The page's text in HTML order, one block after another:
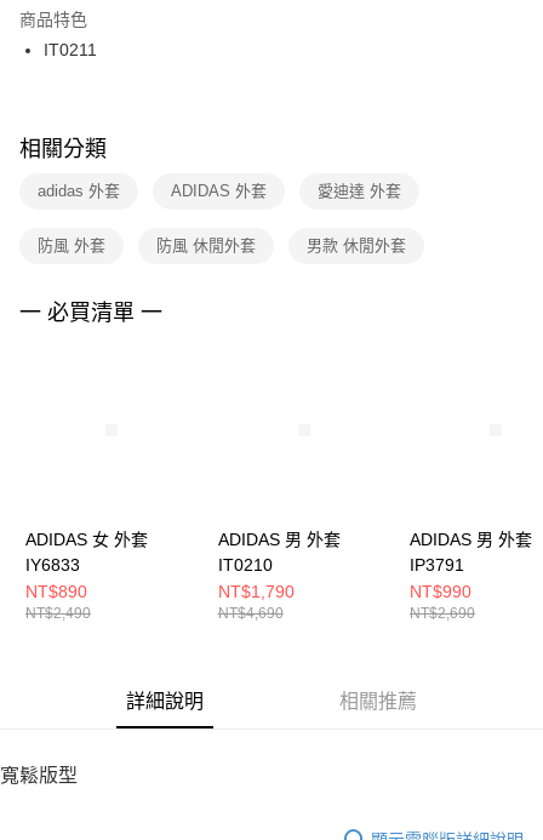
２．訂單成立數日內，您將收到繳費通知簡訊。
３．收到繳費通知簡訊後14天內，點擊此簡訊中的連結，可透過四大超商／
ATM／網路銀行／等多元方式進行付款，方視為交易完成。
※ 交易是否成功請以「AFTEE先享後付 」之結帳頁面顯示為準，若有關於
是否繳費成功／繳費後需取消欲退款等相關疑問，請聯繫「AFTEE先享後付
客戶支援中心」
https://netprotections.freshdesk.com/support/home
１．透過由恩沛科技股份有限公司提供之「AFTEE先享後付」服務完成之交
２．關於個人資料處理事宜，請瀏覽以下網址：
付款後門市自取
每筆NT$100，滿NT$1,500(含以上)免運費
商品特色
IT0211
相關分類
adidas 外套 ADIDAS 外套 愛迪達 外套
防風 外套 防風 休閒外套 男款 休閒外套
一 必買清單 一
ADIDAS 女 外套
IY6833
NT$890
NT$2,490
ADIDAS 男 外套
IT0210
NT$1,790
NT$4,690
ADIDAS 男 外套
IP3791
NT$990
NT$2,690
詳細說明 相關推薦
寬鬆版型